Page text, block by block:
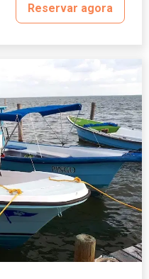
Reservar agora